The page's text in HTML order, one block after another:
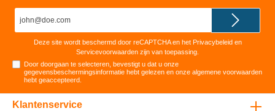
Deze site wordt beschermd door reCAPTCHA en het Privacybeleiden
Servicevoorwaarden zijn van toepassing.
Door doorgaan te selecteren, bevestigt u dat u onze
gegevensbeschermingsinformatie hebt gelezen en onzealgemene voorwaarden
hebt geaccepteerd
Klantenservice